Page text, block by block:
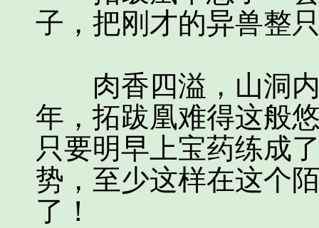
子，把刚才的异兽整
肉香四溢，山洞内
年，拓跋凰难得这般
只要明早上宝药练成
势，至少这样在这个
了！